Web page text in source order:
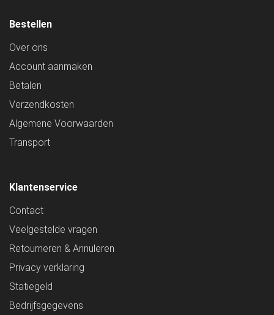
Bestellen
Over ons
Account aanmaken
Betalen
Verzendkosten
Algemene Voorwaarden
Transport
Klantenservice
Contact
Veelgestelde vragen
Retourneren & Annuleren
Privacy verklaring
Statiegeld
Bedrijfsgegevens